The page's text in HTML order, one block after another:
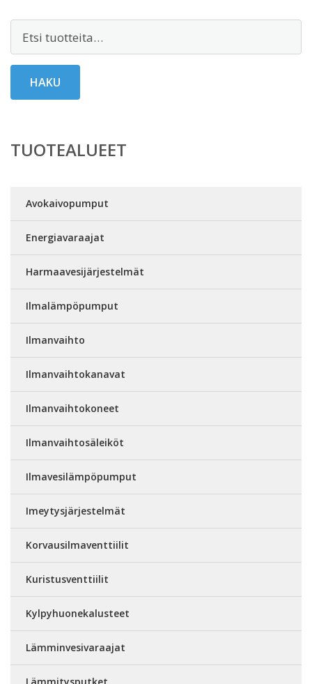
HAKU
TUOTEALUEET
Avokaivopumput
Energiavaraajat
Harmaavesijärjestelmät
Ilmalämpöpumput
Ilmanvaihto
Ilmanvaihtokanavat
Ilmanvaihtokoneet
Ilmanvaihtosäleiköt
Ilmavesilämpöpumput
Imeytysjärjestelmät
Korvausilmaventtiilit
Kuristusventtiilit
Kylpyhuonekalusteet
Lämminvesivaraajat